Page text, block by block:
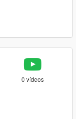
0 vídeos